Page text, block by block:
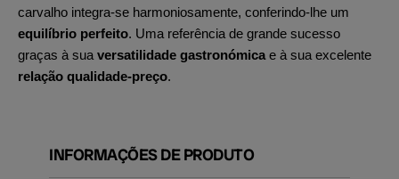
carvalho integra-se harmoniosamente, conferindo-lhe um
equilíbrio perfeito. Uma referência de grande sucesso
graças à sua versatilidade gastronómica e à sua excelente
relação qualidade-preço.
INFORMAÇÕES DE PRODUTO